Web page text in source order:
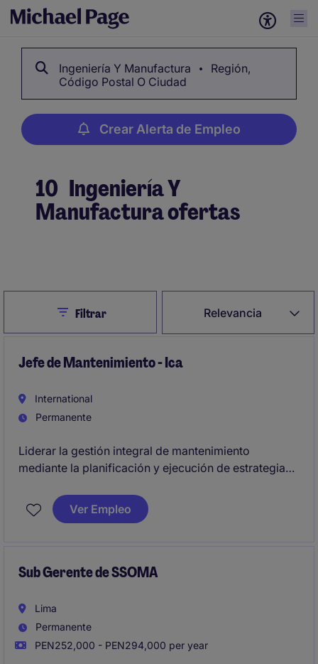
Ingeniería Y Manufactura
Región,
Código Postal O Ciudad
Crear Alerta de Empleo
10 Ingeniería Y
Manufactura ofertas
Relevancia
CloseFiltrar
Jefe de Mantenimiento - Ica
International
Permanente
Liderar la gestión integral de mantenimiento
mediante la planificación y ejecución de estrategias
confiabilidad de los activos, la implementación de
indicadores de gestión, el desarrollo del equipo de
calidad y medio ambiente
Ver Empleo
Sub Gerente de SSOMA
Lima
Permanente
PEN252,000 - PEN294,000 per year